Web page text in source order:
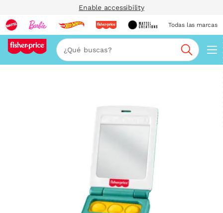
Enable accessibility
Todas las marcas
Buscar